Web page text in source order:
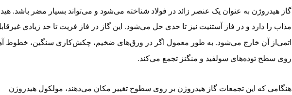
گاز هیدروژن به ‌عنوان یک عنصر زائد در فولاد شناخته می‌شود و می‌تواند بسیار مضر باشد.
مذاب را دارد و در فاز آستنیت نیز تا حدی حل می‌شود. این گاز در فاز فریت تا حد زیادی
اتمی از آن خارج می‌شود. به ‌طور معمول اگردر ورق‌های ضخیم، چکش‌کاری سنگین، خطوط
روی سطح توده‌های سولفید و منگنز تجمع می‌کند.
هنگامی که این تجمعات گاز هیدروژن بر روی سطوح تغییر مکان می‌دهند، مولکول هیدروژن